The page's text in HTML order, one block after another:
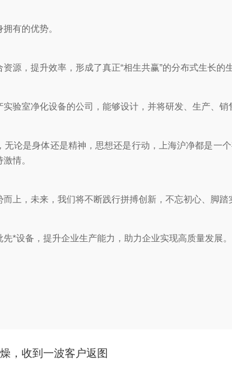
有的优势。
，提升效率，形成了真正“相生共赢”的分布式生长的生
室净化设备的公司，能够设计，并将研发、生产、销
是身体还是精神，思想还是行动，上海沪净都是一
情。
，未来，我们将不断践行拼搏创新，不忘初心、脚踏
设备，提升企业生产能力，助力企业实现高质量发展。
，收到一波客户返图